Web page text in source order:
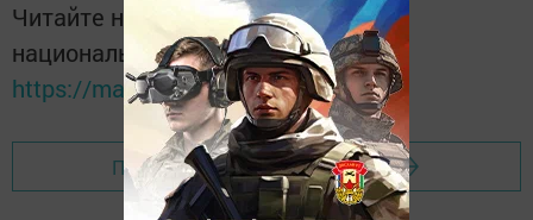
Читайте новости Татарстана в
национальном мессенджере MАХ:
https://max.ru/tatmedia
Перейти на страницу новости